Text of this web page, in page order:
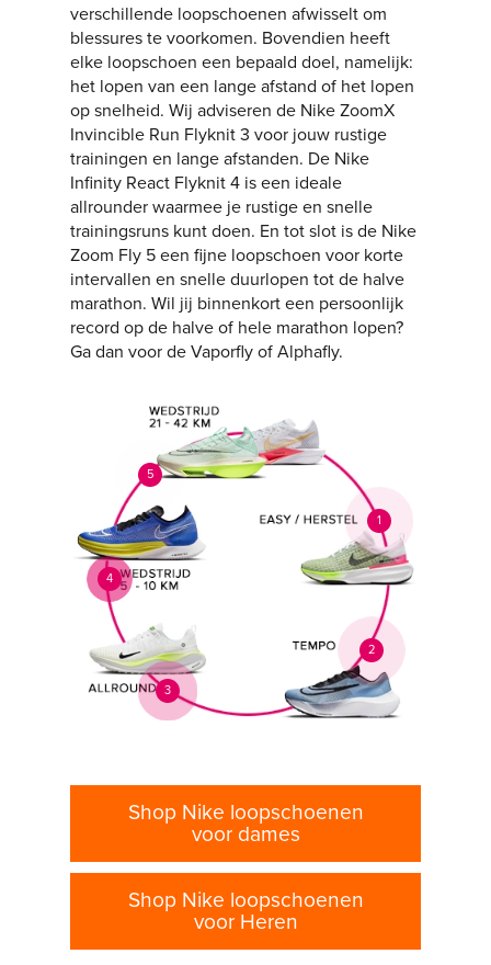
verschillende loopschoenen afwisselt om
blessures te voorkomen. Bovendien heeft
elke loopschoen een bepaald doel, namelijk:
het lopen van een lange afstand of het lopen
op snelheid. Wij adviseren de Nike ZoomX
Invincible Run Flyknit 3 voor jouw rustige
trainingen en lange afstanden. De Nike
Infinity React Flyknit 4 is een ideale
allrounder waarmee je rustige en snelle
trainingsruns kunt doen. En tot slot is de Nike
Zoom Fly 5 een fijne loopschoen voor korte
intervallen en snelle duurlopen tot de halve
marathon. Wil jij binnenkort een persoonlijk
record op de halve of hele marathon lopen?
Ga dan voor de Vaporfly of Alphafly.
1
2
3
4
5
Shop Nike loopschoenen
voor dames
Shop Nike loopschoenen
voor Heren